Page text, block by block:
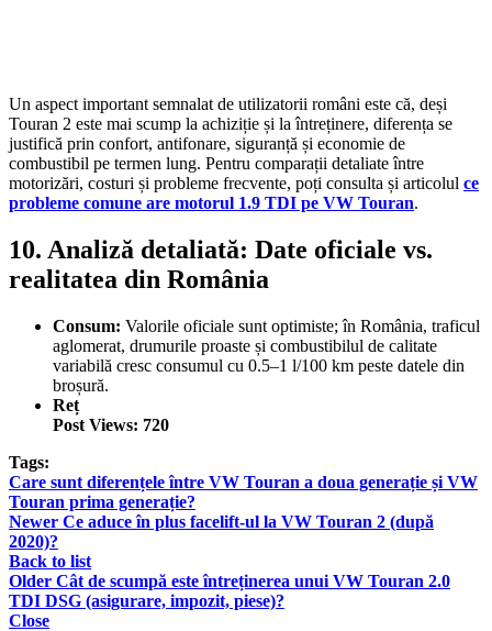
Un aspect important semnalat de utilizatorii români este că, deși
Touran 2 este mai scump la achiziție și la întreținere, diferența se
justifică prin confort, antifonare, siguranță și economie de
combustibil pe termen lung. Pentru comparații detaliate între
motorizări, costuri și probleme frecvente, poți consulta și articolul ce
probleme comune are motorul 1.9 TDI pe VW Touran.
10. Analiză detaliată: Date oficiale vs.
realitatea din România
Consum: Valorile oficiale sunt optimiste; în România, traficul
aglomerat, drumurile proaste și combustibilul de calitate
variabilă cresc consumul cu 0.5–1 l/100 km peste datele din
broșură.
Reț
Post Views: 720
Tags:
Care sunt diferențele între VW Touran a doua generație și VW
Touran prima generație?
Newer Ce aduce în plus facelift-ul la VW Touran 2 (după
2020)?
Back to list
Older Cât de scumpă este întreținerea unui VW Touran 2.0
TDI DSG (asigurare, impozit, piese)?
Close